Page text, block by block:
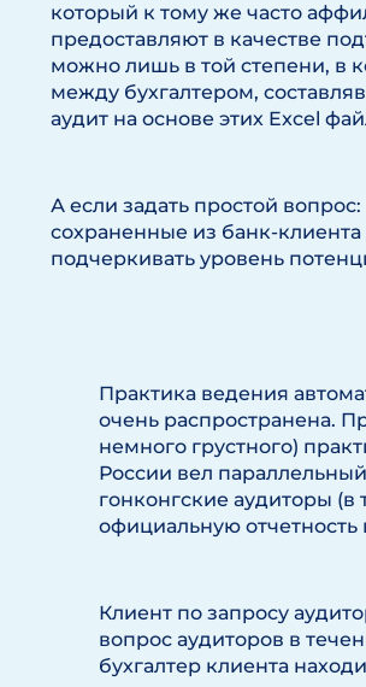
который к тому же часто
предоставляют в качестве
можно лишь в той степени, в
между бухгалтером,
аудит на основе этих Excel
А если задать простой
сохраненные из банк-клиента
подчеркивать уровень
Практика ведения
очень распространена.
немного грустного)
России вел
гонконгские аудиторы (в
официальную отчетность
Клиент по запросу
вопрос аудиторов в
бухгалтер клиента